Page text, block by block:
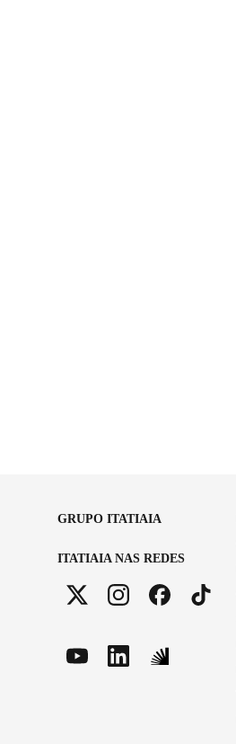
GRUPO ITATIAIA
ITATIAIA NAS REDES